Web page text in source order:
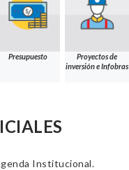
Presupuesto
Proyectos de
inversión e Infobras
Institucional.